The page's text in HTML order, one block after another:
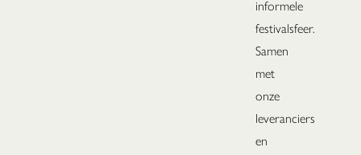
informele
festivalsfeer.
Samen
met
onze
leveranciers
en